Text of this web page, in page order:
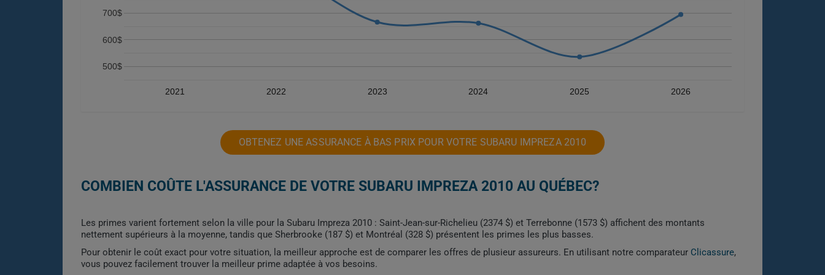
2021 2022 2023 2024 2025 2026
500$
600$
700$
OBTENEZ UNE ASSURANCE À BAS PRIX POUR VOTRE SUBARU IMPREZA 2010
COMBIEN COÛTE L'ASSURANCE DE VOTRE SUBARU IMPREZA 2010 AU QUÉBEC?
Les primes varient fortement selon la ville pour la Subaru Impreza 2010 : Saint-Jean-sur-Richelieu (2374 $) et Terrebonne (1573 $) affichent des montants
nettement supérieurs à la moyenne, tandis que Sherbrooke (187 $) et Montréal (328 $) présentent les primes les plus basses.
Pour obtenir le coût exact pour votre situation, la meilleur approche est de comparer les offres de plusieur assureurs. En utilisant notre comparateur Clicassure,
vous pouvez facilement trouver la meilleur prime adaptée à vos besoins.